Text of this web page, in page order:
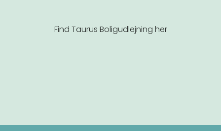
Find Taurus Boligudlejning her